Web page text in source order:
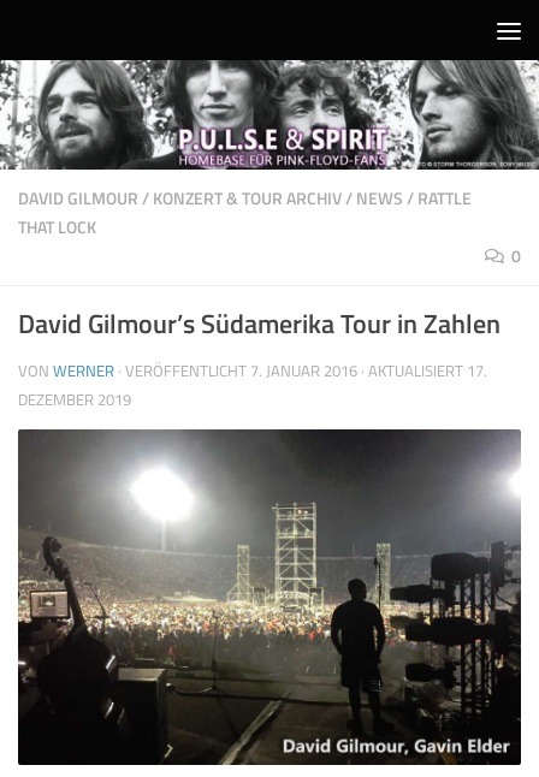
DAVID GILMOUR/KONZERT & TOUR ARCHIV/NEWS/RATTLE
THAT LOCK
0
David Gilmour’s Südamerika Tour in Zahlen
VON WERNER · VERÖFFENTLICHT 7. JANUAR 2016 · AKTUALISIERT 17.
DEZEMBER 2019